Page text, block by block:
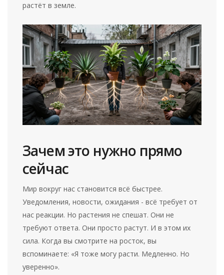
растёт в земле.
Зачем это нужно прямо
сейчас
Мир вокруг нас становится всё быстрее.
Уведомления, новости, ожидания - всё требует от
нас реакции. Но растения не спешат. Они не
требуют ответа. Они просто растут. И в этом их
сила. Когда вы смотрите на росток, вы
вспоминаете: «Я тоже могу расти. Медленно. Но
уверенно».